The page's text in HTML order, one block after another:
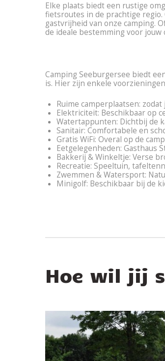
Elke plaats biedt een rustige
fietsroutes in de prachtige
gastvrijheid van onze camping.
de ideale bestemming voor jouw
Camping Seeburgersee biedt
is. Hier zijn enkele
Ruime camperplaatsen:
Elektriciteit: Beschikbaar op
Watertappunten: Dichtbij de
Sanitair: Comfortabele en
Gratis WiFi: Overal op de
Eetgelegenheden: Gasthaus
Bakkerij & Winkeltje: Verse
Recreatie: Speeltuin,
Zwemmen & Watersport:
Minigolf: Beschikbaar bij de
Hoe wil jij